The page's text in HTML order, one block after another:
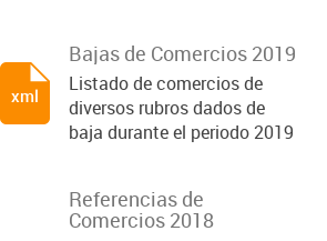
Bajas de Comercios 2019
Listado de comercios de
diversos rubros dados de
baja durante el periodo 2019
xml
Referencias de
Comercios 2018